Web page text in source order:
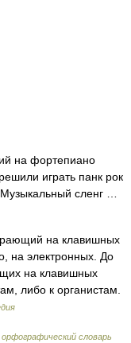
на фортепиано
играть панк рок
Музыкальный сленг …
на клавишных
на электронных. До
на клавишных
либо к органистам.
орфографический словарь